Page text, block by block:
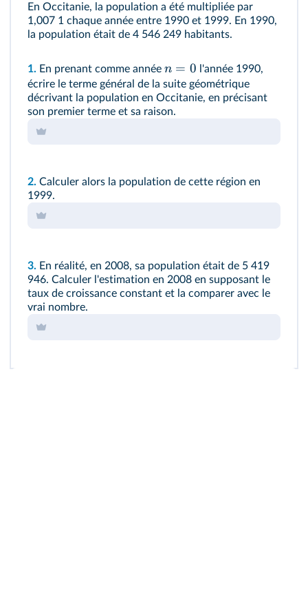
En Occitanie, la population a été multipliée par
1,007 1 chaque année entre 1990 et 1999. En 1990,
la population était de 4 546 249 habitants.
1. En prenant comme année n = 0 l'année 1990,
écrire le terme général de la suite géométrique
décrivant la population en Occitanie, en précisant
son premier terme et sa raison.
2. Calculer alors la population de cette région en
1999.
3. En réalité, en 2008, sa population était de 5 419
946. Calculer l'estimation en 2008 en supposant le
taux de croissance constant et la comparer avec le
vrai nombre.